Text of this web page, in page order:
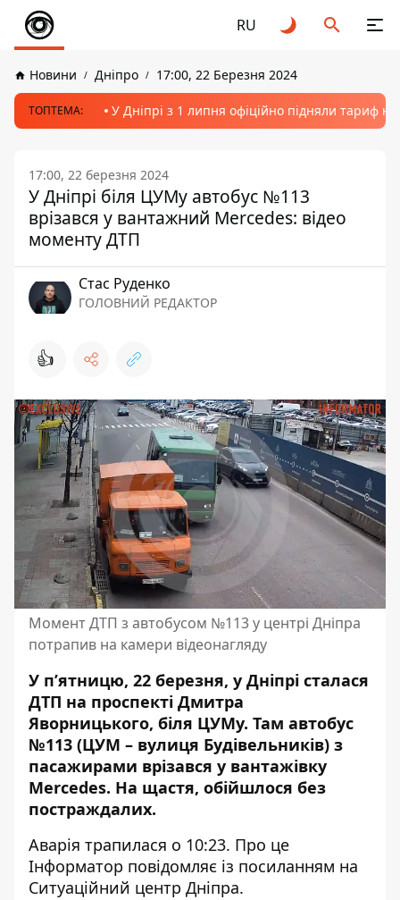
RU
Новини Дніпро 17:00, 22 Березня 2024
ТОПТЕМА: У Дніпрі з 1 липня офіційно підняли тариф
17:00, 22 березня 2024
У Дніпрі біля ЦУМу автобус №113
врізався у вантажний Mercedes: відео
моменту ДТП
Стас Руденко
ГОЛОВНИЙ РЕДАКТОР
👍
Момент ДТП з автобусом №113 у центрі Дніпра
потрапив на камери відеонагляду
У п’ятницю, 22 березня, у Дніпрі сталася
ДТП на проспекті Дмитра
Яворницького, біля ЦУМу. Там автобус
№113 (ЦУМ – вулиця Будівельників) з
пасажирами врізався у вантажівку
Mercedes. На щастя, обійшлося без
постраждалих.
Аварія трапилася о 10:23. Про це
Інформатор повідомляє із посиланням на
Ситуаційний центр Дніпра.